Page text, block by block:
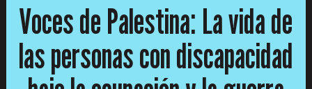
Voces de Palestina: La vida de
las personas con discapacidad